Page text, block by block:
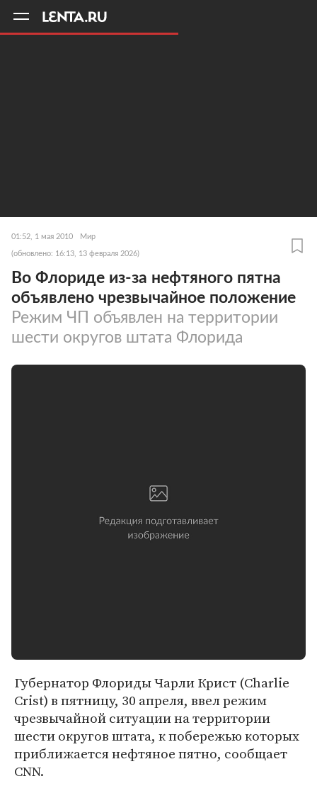
01:52, 1 мая 2010 Мир
(обновлено: 16:13, 13 февраля 2026)
Во Флориде из-за нефтяного пятна
объявлено чрезвычайное положение
Режим ЧП объявлен на территории
шести округов штата Флорида
Губернатор Флориды Чарли Крист (Charlie
Crist) в пятницу, 30 апреля, ввел режим
чрезвычайной ситуации на территории
шести округов штата, к побережью которых
приближается нефтяное пятно, сообщает
CNN.